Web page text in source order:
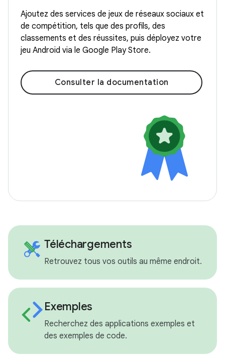
Ajoutez des services de jeux de réseaux sociaux et
de compétition, tels que des profils, des
classements et des réussites, puis déployez votre
jeu Android via le Google Play Store.
Consulter la documentation
Téléchargements
Retrouvez tous vos outils au même endroit.
Exemples
Recherchez des applications exemples et
des exemples de code.